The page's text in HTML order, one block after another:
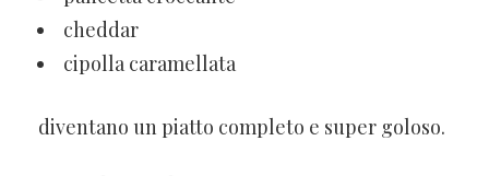
cheddar
cipolla caramellata
diventano un piatto completo e super goloso.